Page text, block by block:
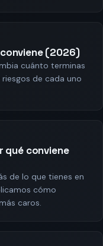
conviene (2026)
cuánto terminas
de cada uno
qué conviene
de lo que tienes en
cómo
caros.